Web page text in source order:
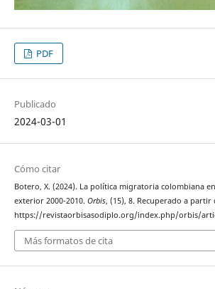
PDF
Publicado
2024-03-01
Cómo citar
Botero, X. (2024). La política migratoria colombiana
exterior 2000-2010. Orbis, (15), 8. Recuperado a partir
https://revistaorbisasodiplo.org/index.php/orbis/
Más formatos de cita